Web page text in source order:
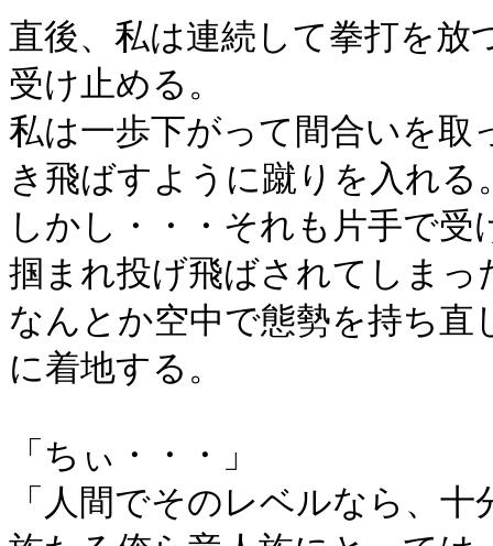
直後、私は連続して拳打を
受け止める。
私は一歩下がって間合いを
き飛ばすように蹴りを入れる
しかし・・・それも片手で
掴まれ投げ飛ばされてしまっ
なんとか空中で態勢を持ち
に着地する。
「ちぃ・・・」
「人間でそのレベルなら、